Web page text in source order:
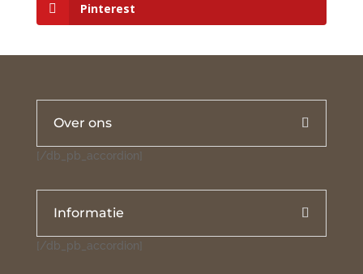
Pinterest
Over ons
[/db_pb_accordion]
Informatie
[/db_pb_accordion]